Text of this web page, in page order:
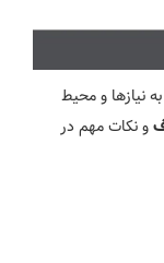
نیازها و محیط
و نکات مهم در